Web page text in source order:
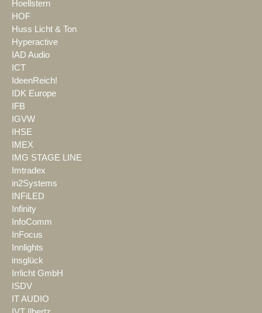
Hoellstern
HOF
Huss Licht & Ton
Hyperactive
IAD Audio
ICT
IdeenReich!
IDK Europe
IFB
IGVW
IHSE
IMEX
IMG STAGE LINE
Imtradex
in2Systems
INFiLED
Infinity
InfoComm
InFocus
Innlights
insglück
Irrlicht GmbH
ISDV
IT AUDIO